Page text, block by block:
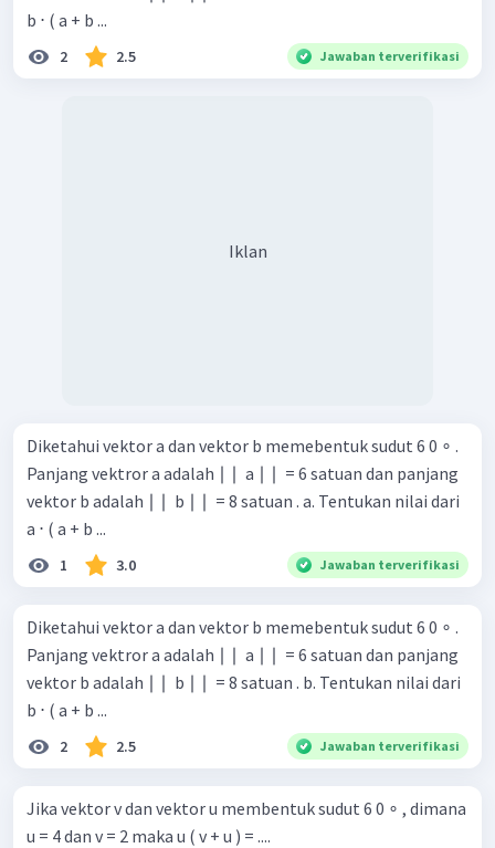
b ⋅ ( a + b ...
2 2.5 Jawaban terverifikasi
Iklan
Diketahui vektor a dan vektor b memebentuk sudut 6 0 ∘ .
Panjang vektror a adalah ∣ ∣ ​ a ∣ ∣ ​ = 6 satuan dan panjang
vektor b adalah ∣ ∣ ​ b ∣ ∣ ​ = 8 satuan . a. Tentukan nilai dari
a ⋅ ( a + b ...
1 3.0 Jawaban terverifikasi
Diketahui vektor a dan vektor b memebentuk sudut 6 0 ∘ .
Panjang vektror a adalah ∣ ∣ ​ a ∣ ∣ ​ = 6 satuan dan panjang
vektor b adalah ∣ ∣ ​ b ∣ ∣ ​ = 8 satuan . b. Tentukan nilai dari
b ⋅ ( a + b ...
2 2.5 Jawaban terverifikasi
Jika vektor v dan vektor u membentuk sudut 6 0 ∘ , dimana
u = 4 dan v = 2 maka u ( v + u ) = ....